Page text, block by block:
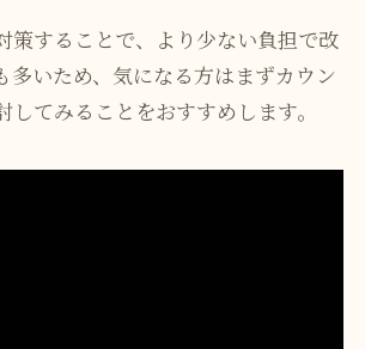
策することで、より少ない負担で改
多いため、気になる方はまずカウン
してみることをおすすめします。